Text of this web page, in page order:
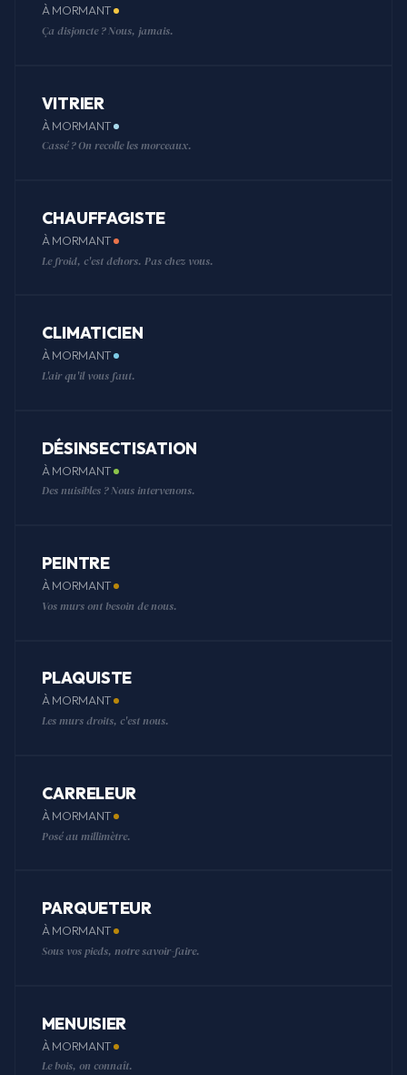
À MORMANT
Ça disjoncte ? Nous, jamais.
VITRIER
À MORMANT
Cassé ? On recolle les morceaux.
CHAUFFAGISTE
À MORMANT
Le froid, c'est dehors. Pas chez vous.
CLIMATICIEN
À MORMANT
L'air qu'il vous faut.
DÉSINSECTISATION
À MORMANT
Des nuisibles ? Nous intervenons.
PEINTRE
À MORMANT
Vos murs ont besoin de nous.
PLAQUISTE
À MORMANT
Les murs droits, c'est nous.
CARRELEUR
À MORMANT
Posé au millimètre.
PARQUETEUR
À MORMANT
Sous vos pieds, notre savoir-faire.
MENUISIER
À MORMANT
Le bois, on connaît.